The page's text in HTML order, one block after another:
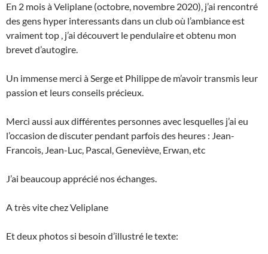
En 2 mois à Veliplane (octobre, novembre 2020), j’ai rencontré
des gens hyper interessants dans un club où l’ambiance est
vraiment top , j’ai découvert le pendulaire et obtenu mon
brevet d’autogire.
Un immense merci à Serge et Philippe de m’avoir transmis leur
passion et leurs conseils précieux.
Merci aussi aux différentes personnes avec lesquelles j’ai eu
l’occasion de discuter pendant parfois des heures : Jean-
Francois, Jean-Luc, Pascal, Geneviève, Erwan, etc
J’ai beaucoup apprécié nos échanges.
A très vite chez Veliplane
Et deux photos si besoin d’illustré le texte: